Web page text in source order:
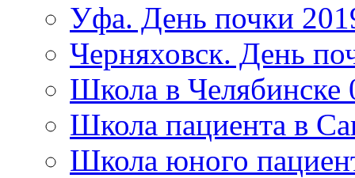
Уфа. День почки
Черняховск. День
Школа в Челябинске
Школа пациента в
Школа юного